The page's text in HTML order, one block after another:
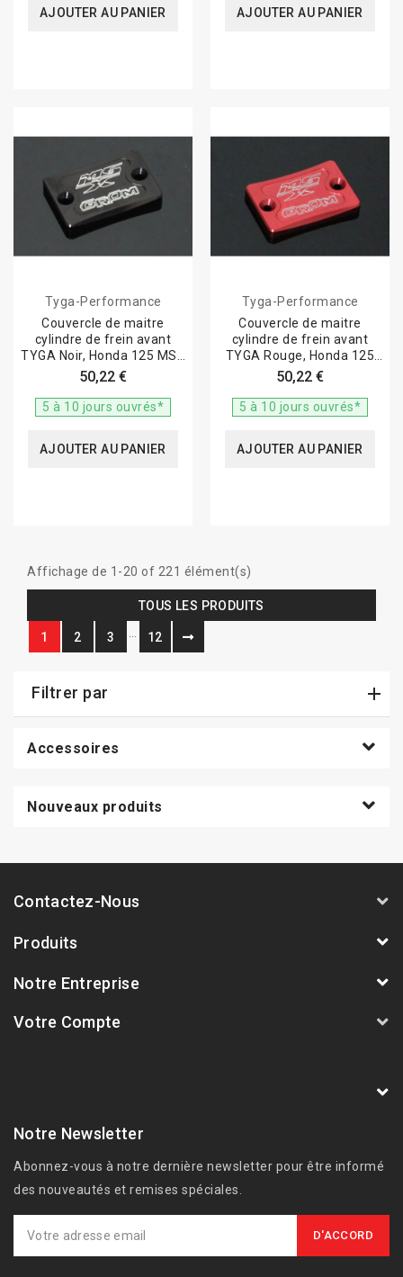
AJOUTER AU PANIER AJOUTER AU PANIER
Tyga-Performance
Couvercle de maitre
cylindre de frein avant
TYGA Noir, Honda 125 MSX
GROM
50,22 €
5 à 10 jours ouvrés*
AJOUTER AU PANIER
Tyga-Performance
Couvercle de maitre
cylindre de frein avant
TYGA Rouge, Honda 125
MSX GROM
50,22 €
5 à 10 jours ouvrés*
AJOUTER AU PANIER
Affichage de 1-20 of 221 élément(s)
TOUS LES PRODUITS
1 2 3 12
Filtrer par
Accessoires
Nouveaux produits
Contactez-Nous
Produits
Notre Entreprise
Votre Compte
Notre Newsletter
Abonnez-vous à notre dernière newsletter pour être informé
des nouveautés et remises spéciales.